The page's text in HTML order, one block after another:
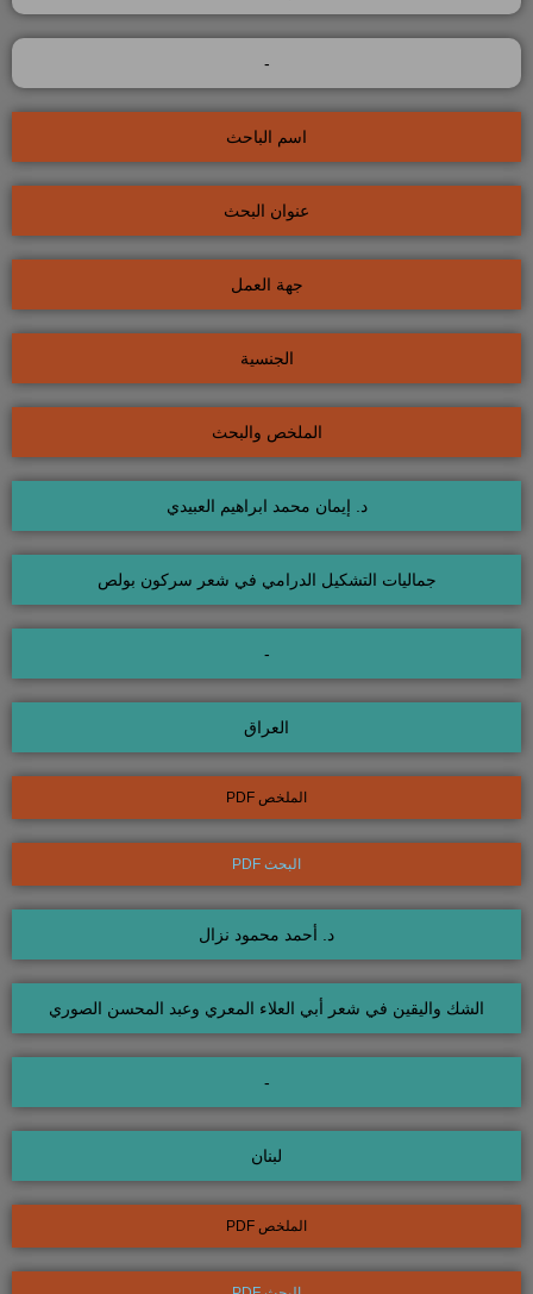
-
اسم الباحث
عنوان البحث
جهة العمل
الجنسية
الملخص والبحث
د. إيمان محمد ابراهيم العبيدي
جماليات التشكيل الدرامي في شعر سركون بولص
-
العراق
الملخص PDF
البحث PDF
د. أحمد محمود نزال
الشك واليقين في شعر أبي العلاء المعري وعبد المحسن الصوري
-
لبنان
الملخص PDF